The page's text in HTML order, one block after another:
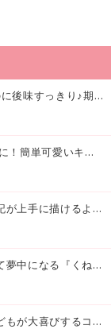
【抽選で3名様にプレゼント】濃厚なのに後味すっきり♪期間限定の「メイトーのなめらかプリン カルピス®入りソース」で夏を味わおう！
【女の子 浴衣の髪型】夏祭りに！花火に！簡単可愛いキッズの浴衣ヘアアレンジまとめ
【絵が苦手でも大丈夫】朝顔の観察日記が上手に描けるようになる方法｜イラスト付き
【簡単折り紙】つなげて遊ぶと面白くて夢中になる『くねくねへびさんの作り方』
【おうち縁日】千本引きの作り方｜子どもが大喜びするコツやアイデア♪